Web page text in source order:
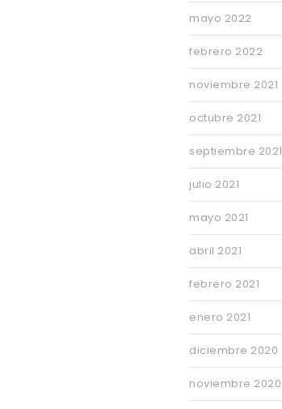
mayo 2022
febrero 2022
noviembre 2021
octubre 2021
septiembre 2021
julio 2021
mayo 2021
abril 2021
febrero 2021
enero 2021
diciembre 2020
noviembre 2020